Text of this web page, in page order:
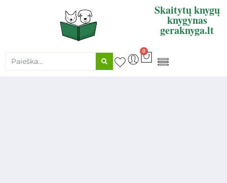
Skaitytų knygų
knygynas
geraknyga.lt
0